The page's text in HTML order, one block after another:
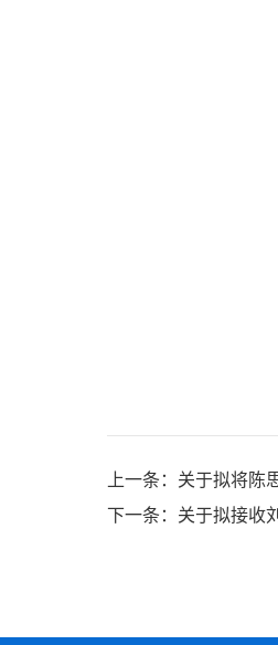
上一条： 关于拟将陈
下一条： 关于拟接收